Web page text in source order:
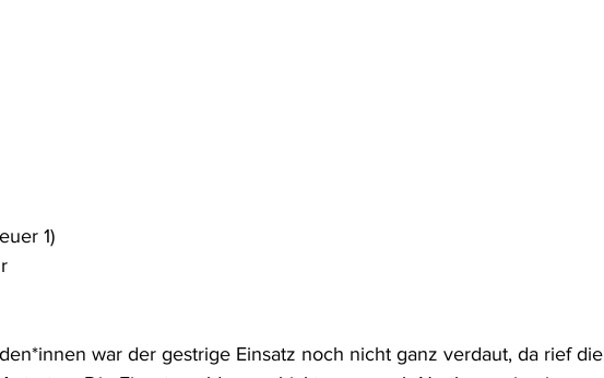
1)
war der gestrige Einsatz noch nicht ganz verdaut, da rief die